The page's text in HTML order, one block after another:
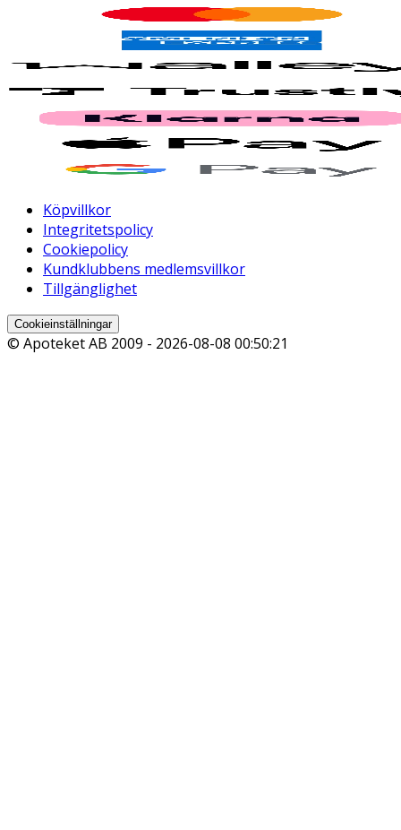
Köpvillkor
Integritetspolicy
Cookiepolicy
Kundklubbens medlemsvillkor
Tillgänglighet
Cookieinställningar
© Apoteket AB 2009 - 2026-08-08 00:50:21